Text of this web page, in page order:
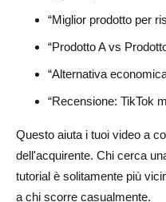
“Miglior prodotto per
“Prodotto A vs
“Alternativa
“Recensione: TikTok
Questo aiuta i tuoi video a
dell'acquirente. Chi cerca
tutorial è solitamente più
a chi scorre casualmente.